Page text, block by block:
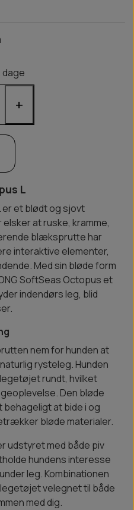
dage
+
L
er et blødt og sjovt
at ruske, kramme,
blæksprutte har
interaktive elementer,
Med sin bløde form
SoftSeas Octopus et
indendørs leg, blid
nem for hunden at
rysteleg. Hunden
rundt, hvilket
Den bløde
at bide i og
bløde materialer.
udstyret med både piv
hundens interesse
under leg. Kombinationen
velegnet til både
med dig.